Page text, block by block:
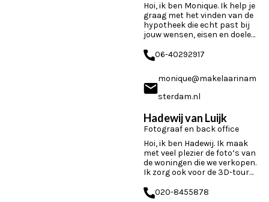
Hadewij van Luijk
Fotograaf en back office
Hoi, ik ben Hadewij. Ik maak
met veel plezier de foto’s van
de woningen die we verkopen.
Ik zorg ook voor de 3D-tour
duidelijk...
020-8455878
Hoi, ik ben Monique. Ik help je
graag met het vinden van de
hypotheek die echt past bij
jouw wensen, eisen en doelen.
hypotheek...
06-40292917
monique@makelaarinam
sterdam.nl